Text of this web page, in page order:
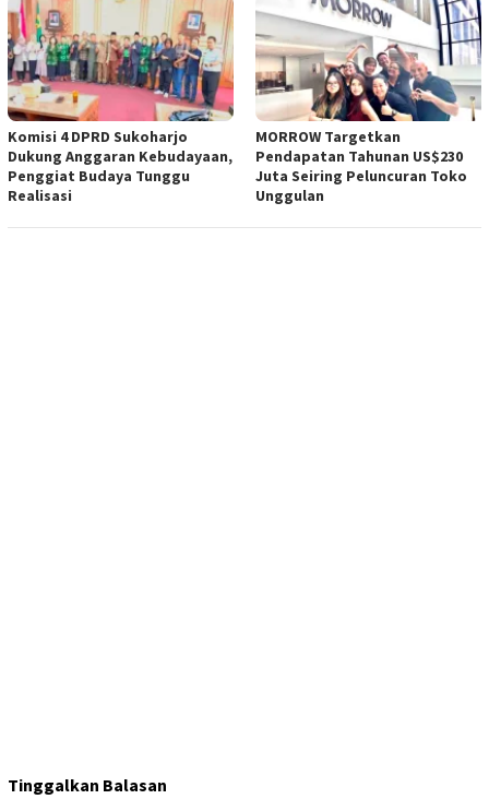
Komisi 4 DPRD Sukoharjo
Dukung Anggaran Kebudayaan,
Penggiat Budaya Tunggu
Realisasi
MORROW Targetkan
Pendapatan Tahunan US$230
Juta Seiring Peluncuran Toko
Unggulan
Tinggalkan Balasan